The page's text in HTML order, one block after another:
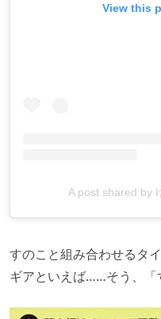
View this
A post shared by
すのこと組み合わせるタ
ギアといえば……そう、「